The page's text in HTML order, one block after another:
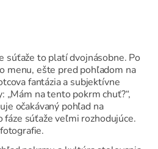
súťaže to platí dvojnásobne. Po
menu, ešte pred pohľadom na
fantázia a subjektívne
„Mám na tento pokrm chuť?“,
očakávaný pohľad na
súťaže veľmi rozhodujúce.